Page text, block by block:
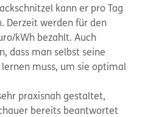
kann er pro Tag
Derzeit werden für den
kWh bezahlt. Auch
dass man selbst seine
muss, um sie optimal
praxisnah gestaltet,
bereits beantwortet